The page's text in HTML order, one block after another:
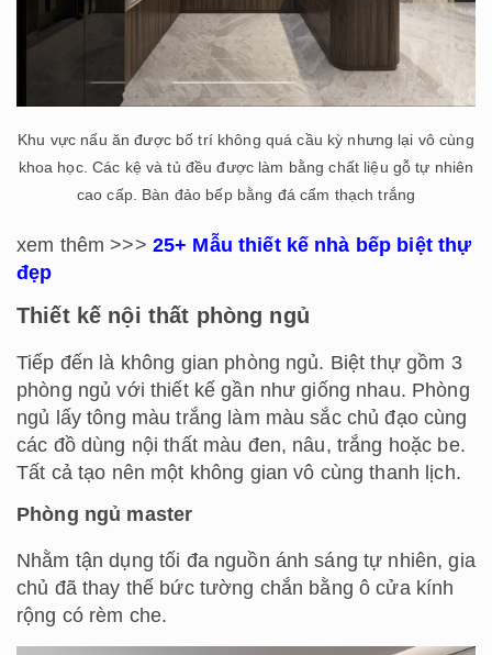
Khu vực nấu ăn được bố trí không quá cầu kỳ nhưng lại vô cùng
khoa học. Các kệ và tủ đều được làm bằng chất liệu gỗ tự nhiên
cao cấp. Bàn đảo bếp bằng đá cẩm thạch trắng
xem thêm >>> 25+ Mẫu thiết kế nhà bếp biệt thự
đẹp
Thiết kế nội thất phòng ngủ
Tiếp đến là không gian phòng ngủ. Biệt thự gồm 3
phòng ngủ với thiết kế gần như giống nhau. Phòng
ngủ lấy tông màu trắng làm màu sắc chủ đạo cùng
các đồ dùng nội thất màu đen, nâu, trắng hoặc be.
Tất cả tạo nên một không gian vô cùng thanh lịch.
Phòng ngủ master
Nhằm tận dụng tối đa nguồn ánh sáng tự nhiên, gia
chủ đã thay thế bức tường chắn bằng ô cửa kính
rộng có rèm che.